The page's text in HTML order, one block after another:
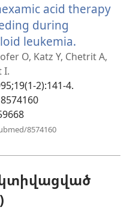
պատուհան)
acid therapy
during
leukemia.
է
O, Katz Y, Chetrit A,
I.
2):141-4.
8574160